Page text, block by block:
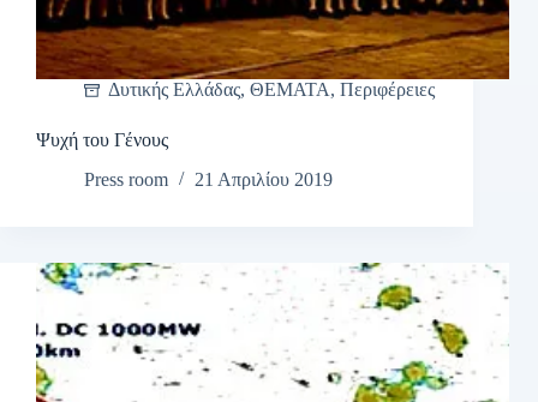
Δυτικής Ελλάδας, ΘΕΜΑΤΑ, Περιφέρειες
Ψυχή του Γένους
Press room
21 Απριλίου 2019